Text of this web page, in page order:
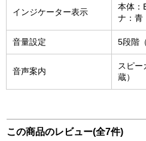
インジケーター表示
本体：
ナ：青
音量設定 5段階
音声案内
スピー
蔵）
この商品のレビュー(全7件)